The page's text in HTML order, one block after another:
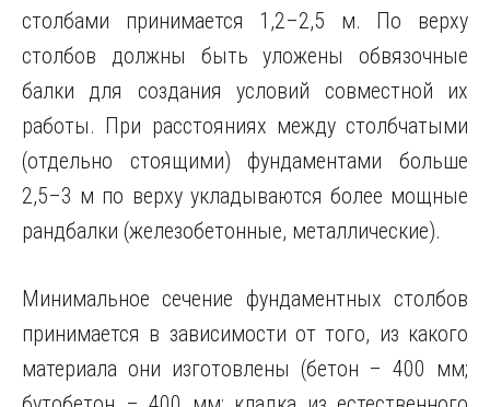
столбами принимается 1,2–2,5 м. По верху
столбов должны быть уложены обвязочные
балки для создания условий совместной их
работы. При расстояниях между столбчатыми
(отдельно стоящими) фундаментами больше
2,5–3 м по верху укладываются более мощные
рандбалки (железобетонные, металлические).
Минимальное сечение фундаментных столбов
принимается в зависимости от того, из какого
материала они изготовлены (бетон – 400 мм;